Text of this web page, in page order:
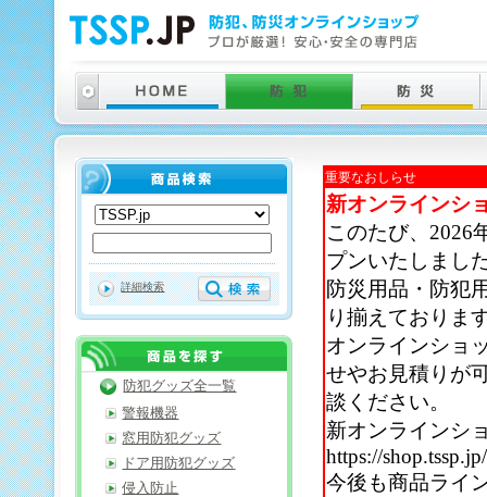
重要なおしらせ
新オンラインシ
このたび、2026
プンいたしまし
防災用品・防犯
り揃えておりま
オンラインショ
せやお見積りが
談ください。
新オンラインシ
https://shop.tssp.jp/
今後も商品ライ
詳細検索
防犯グッズ全一覧
警報機器
窓用防犯グッズ
ドア用防犯グッズ
侵入防止